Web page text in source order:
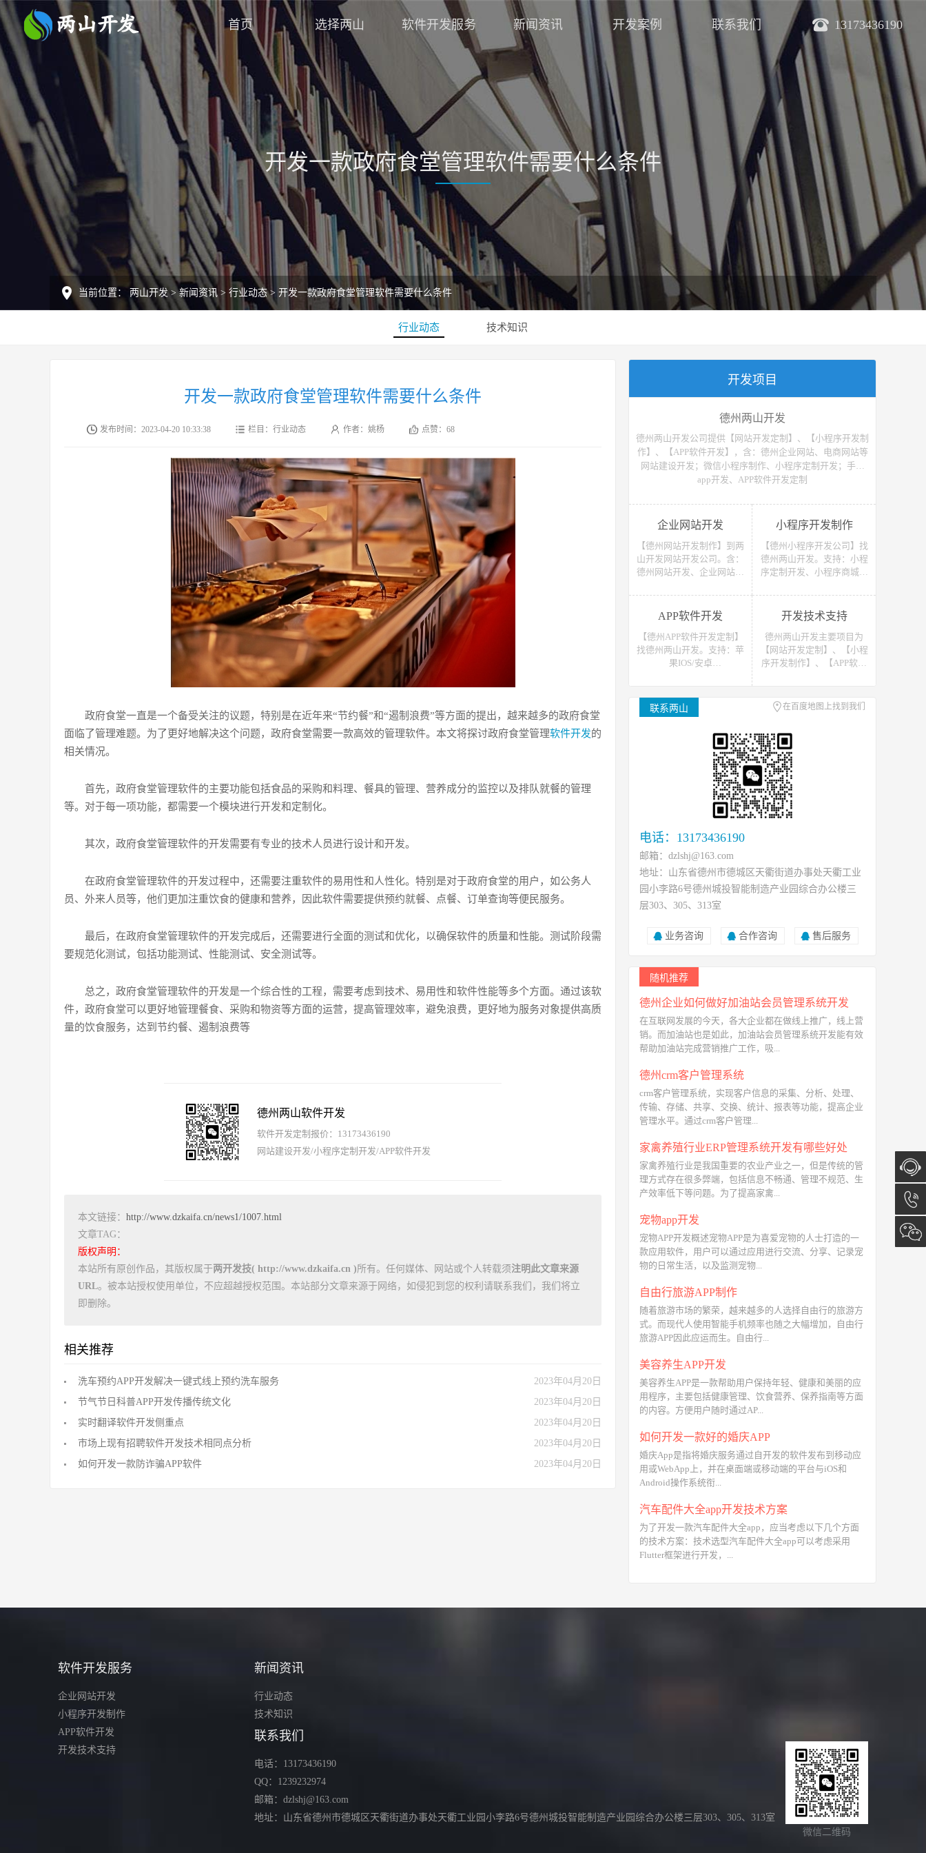
13173436190
首页 选择两山 软件开发服务 新闻资讯 开发案例 联系我们
开发一款政府食堂管理软件需要什么条件
当前位置： 两山开发 >新闻资讯 > 行业动态> 开发一款政府食堂管理软件需要什么条件
行业动态 技术知识
开发一款政府食堂管理软件需要什么条件
发布时间：2023-04-20 10:33:38 栏目：行业动态 作者：姚杨 点赞： 68
政府食堂一直是一个备受关注的议题，特别是在近年来“节约餐”和“遏制浪费”等方面的提出，越来越多的政府食堂
面临了管理难题。为了更好地解决这个问题，政府食堂需要一款高效的管理软件。本文将探讨政府食堂管理软件开发的
相关情况。
首先，政府食堂管理软件的主要功能包括食品的采购和料理、餐具的管理、营养成分的监控以及排队就餐的管理
等。对于每一项功能，都需要一个模块进行开发和定制化。
其次，政府食堂管理软件的开发需要有专业的技术人员进行设计和开发。
在政府食堂管理软件的开发过程中，还需要注重软件的易用性和人性化。特别是对于政府食堂的用户，如公务人
员、外来人员等，他们更加注重饮食的健康和营养，因此软件需要提供预约就餐、点餐、订单查询等便民服务。
最后，在政府食堂管理软件的开发完成后，还需要进行全面的测试和优化，以确保软件的质量和性能。测试阶段需
要规范化测试，包括功能测试、性能测试、安全测试等。
总之，政府食堂管理软件的开发是一个综合性的工程，需要考虑到技术、易用性和软件性能等多个方面。通过该软
件，政府食堂可以更好地管理餐食、采购和物资等方面的运营，提高管理效率，避免浪费，更好地为服务对象提供高质
量的饮食服务，达到节约餐、遏制浪费等
德州两山软件开发
软件开发定制报价：13173436190
网站建设开发/小程序定制开发/APP软件开发
本文链接： http://www.dzkaifa.cn/news1/1007.html
文章TAG：
版权声明：
本站所有原创作品，其版权属于两开发技( http://www.dzkaifa.cn )所有。任何媒体、网站或个人转载须注明此文章来源
URL。被本站授权使用单位，不应超越授权范围。本站部分文章来源于网络，如侵犯到您的权利请联系我们，我们将立
即删除。
相关推荐
洗车预约APP开发解决一键式线上预约洗车服务
2023年04月20日
节气节日科普APP开发传播传统文化
2023年04月20日
实时翻译软件开发侧重点
2023年04月20日
市场上现有招聘软件开发技术相同点分析
2023年04月20日
如何开发一款防诈骗APP软件
2023年04月20日
开发项目
德州两山开发
德州两山开发公司提供【网站开发定制】、【小程序开发制
作】、【APP软件开发】，含：德州企业网站、电商网站等
网站建设开发；微信小程序制作、小程序定制开发；手机
app开发、APP软件开发定制
企业网站开发
【德州网站开发制作】到两
山开发网站开发公司。含：
德州网站开发、企业网站开
务网站开发、网上商城网站
开发、网站建设开发等，网
站开发报价请联系我们
小程序开发制作
【德州小程序开发公司】找
德州两山开发。支持：小程
序定制开发、小程序商城开
音）小程序开发制作。获取
小程序开发教程、小程序开
发报价请联系我们
APP软件开发
【德州APP软件开发定制】
找德州两山开发。支持：苹
果IOS/安卓
APP、API开发、H5单页等
移动终端软件开发产品定
开发技术支持
德州两山开发主要项目为
【网站开发定制】、【小程
序开发制作】、【APP软件
发技术支援，可接如上相关
类数据、开发、运维、托管
联系两山 在百度地图上找到我们
电话：13173436190
邮箱：dzlshj@163.com
地址：山东省德州市德城区天衢街道办事处天衢工业
园小李路6号德州城投智能制造产业园综合办公楼三
层303、305、313室
业务咨询 合作咨询 售后服务
随机推荐
德州企业如何做好加油站会员管理系统开发
在互联网发展的今天，各大企业都在做线上推广，线上营
销。而加油站也是如此，加油站会员管理系统开发能有效
帮助加油站完成营销推广工作，吸...
德州crm客户管理系统
crm客户管理系统，实现客户信息的采集、分析、处理、
传输、存储、共享、交换、统计、报表等功能，提高企业
管理水平。通过crm客户管理...
家禽养殖行业ERP管理系统开发有哪些好处
家禽养殖行业是我国重要的农业产业之一，但是传统的管
理方式存在很多弊端，包括信息不畅通、管理不规范、生
产效率低下等问题。为了提高家禽...
宠物app开发
宠物APP开发概述宠物APP是为喜爱宠物的人士打造的一
款应用软件，用户可以通过应用进行交流、分享、记录宠
物的日常生活，以及监测宠物...
自由行旅游APP制作
随着旅游市场的繁荣，越来越多的人选择自由行的旅游方
式。而现代人使用智能手机频率也随之大幅增加，自由行
旅游APP因此应运而生。自由行...
美容养生APP开发
美容养生APP是一款帮助用户保持年轻、健康和美丽的应
用程序，主要包括健康管理、饮食营养、保养指南等方面
的内容。方便用户随时通过AP...
如何开发一款好的婚庆APP
婚庆App是指将婚庆服务通过自开发的软件发布到移动应
用或WebApp上，并在桌面端或移动端的平台与iOS和
Android操作系统衔...
汽车配件大全app开发技术方案
为了开发一款汽车配件大全app，应当考虑以下几个方面
的技术方案：技术选型汽车配件大全app可以考虑采用
Flutter框架进行开发，...
软件开发服务
企业网站开发
小程序开发制作
APP软件开发
开发技术支持
新闻资讯
行业动态
技术知识
联系我们
电话：13173436190
QQ：1239232974
邮箱：dzlshj@163.com
地址：山东省德州市德城区天衢街道办事处天衢工业园小李路6号德州城投智能制造产业园综合办公楼三层303、305、313室
微信二维码
在线咨
询